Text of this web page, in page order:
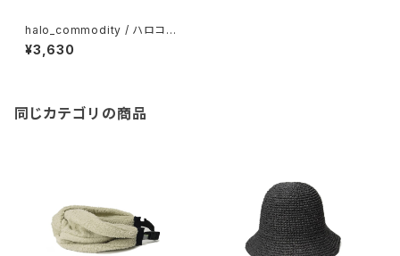
halo_commodity / ハロコモ
コモディティ Proc shoe lace
160cm / Purple Mix
¥3,630
同じカテゴリの商品